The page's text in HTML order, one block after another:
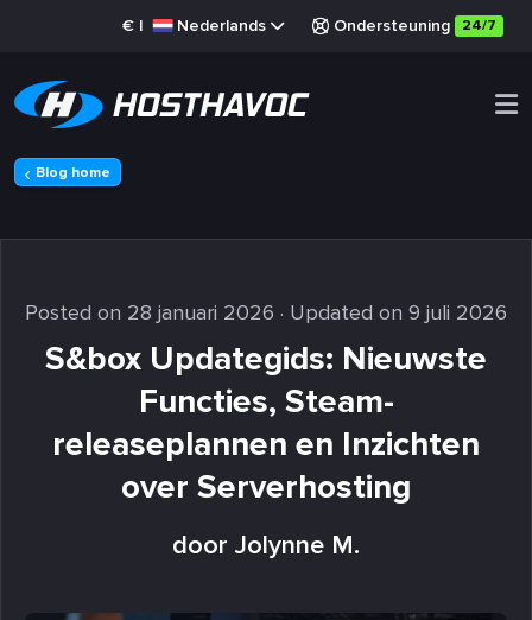
€ | Nederlands Ondersteuning 24/7
Blog home
Posted on 28 januari 2026 · Updated on 9 juli 2026
S&box Updategids: Nieuwste
Functies, Steam-
releaseplannen en Inzichten
over Serverhosting
door Jolynne M.